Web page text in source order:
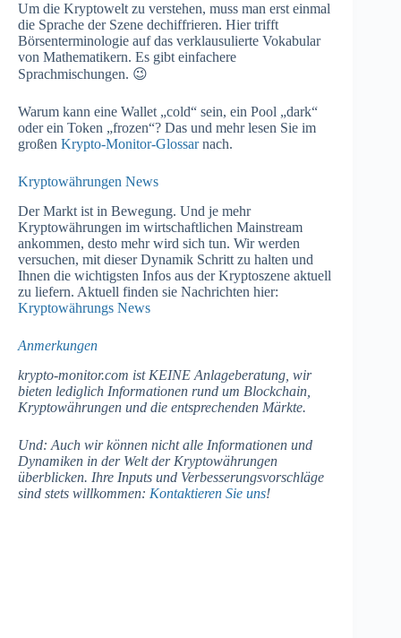
Um die Kryptowelt zu verstehen, muss man erst einmal
die Sprache der Szene dechiffrieren. Hier trifft
Börsenterminologie auf das verklausulierte Vokabular
von Mathematikern. Es gibt einfachere
Sprachmischungen. 😉
Warum kann eine Wallet „cold“ sein, ein Pool „dark“
oder ein Token „frozen“? Das und mehr lesen Sie im
großen Krypto-Monitor-Glossarnach.
Kryptowährungen News
Der Markt ist in Bewegung. Und je mehr
Kryptowährungen im wirtschaftlichen Mainstream
ankommen, desto mehr wird sich tun. Wir werden
versuchen, mit dieser Dynamik Schritt zu halten und
Ihnen die wichtigsten Infos aus der Kryptoszene aktuell
zu liefern. Aktuell finden sie Nachrichten hier:
Kryptowährungs News
Anmerkungen
krypto-monitor.com ist KEINE Anlageberatung, wir
bieten lediglich Informationen rund um Blockchain,
Kryptowährungen und die entsprechenden Märkte.
Und: Auch wir können nicht alle Informationen und
Dynamiken in der Welt der Kryptowährungen
überblicken. Ihre Inputs und Verbesserungsvorschläge
sind stets willkommen: Kontaktieren Sie uns!